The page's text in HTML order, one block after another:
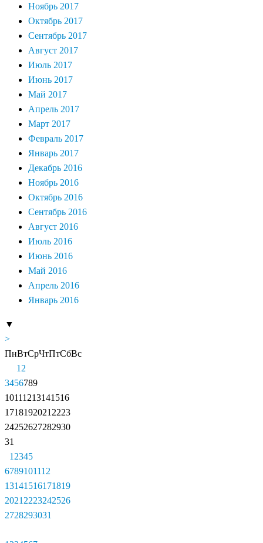
Ноябрь 2017
Октябрь 2017
Сентябрь 2017
Август 2017
Июль 2017
Июнь 2017
Май 2017
Апрель 2017
Март 2017
Февраль 2017
Январь 2017
Декабрь 2016
Ноябрь 2016
Октябрь 2016
Сентябрь 2016
Август 2016
Июль 2016
Июнь 2016
Май 2016
Апрель 2016
Январь 2016
▼
>
ПнВтСрЧтПтСбВс
1 2
3456789
10111213141516
1718192021 2223
24252627282930
31
1 2345
6789101112
13141516171819
2021 2223242526
2728293031